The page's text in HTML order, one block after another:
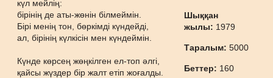
күл мейлің:
бірінің де аты-жөнін білмеймін.
Бірі менің тон, бөркімді күндейді,
ал, бірінің күлкісін мен күндеймін.
Күнде көрсең жөңкілген ел-топ әлгі,
қайсы жүздер бір жалт етіп жоғалды.
Шыққан
жылы: 1979
Таралым:5000
Беттер: 160